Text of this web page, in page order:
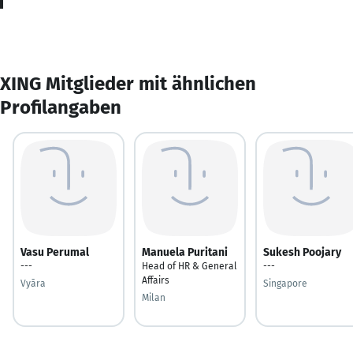
XING Mitglieder mit ähnlichen
Profilangaben
Vasu Perumal
---
Vyāra
Manuela Puritani
Head of HR & General
Affairs
Milan
Sukesh Poojary
---
Singapore